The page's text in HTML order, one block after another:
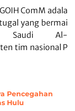
GOIH ComM adala
yang bermai
Saudi
Al-
tim nasional P
Pencegahan
Hulu